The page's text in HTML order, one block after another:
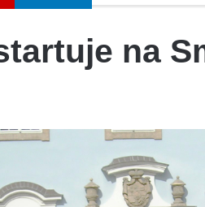
na